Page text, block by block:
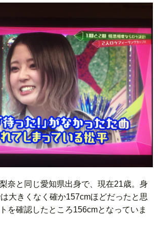
奈と同じ愛知県出身で、現在21歳。身
大きくなく確か157cmほどだったと思
を確認したところ156cmとなっていま